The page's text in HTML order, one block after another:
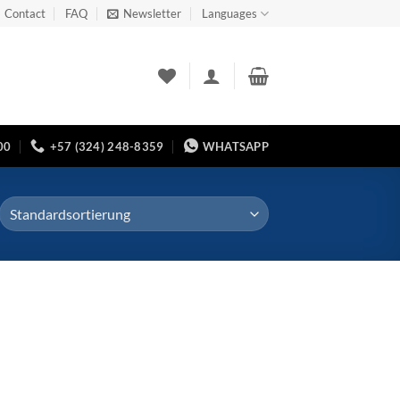
Contact FAQ Newsletter Languages
+57 (324) 248-8359 WHATSAPP